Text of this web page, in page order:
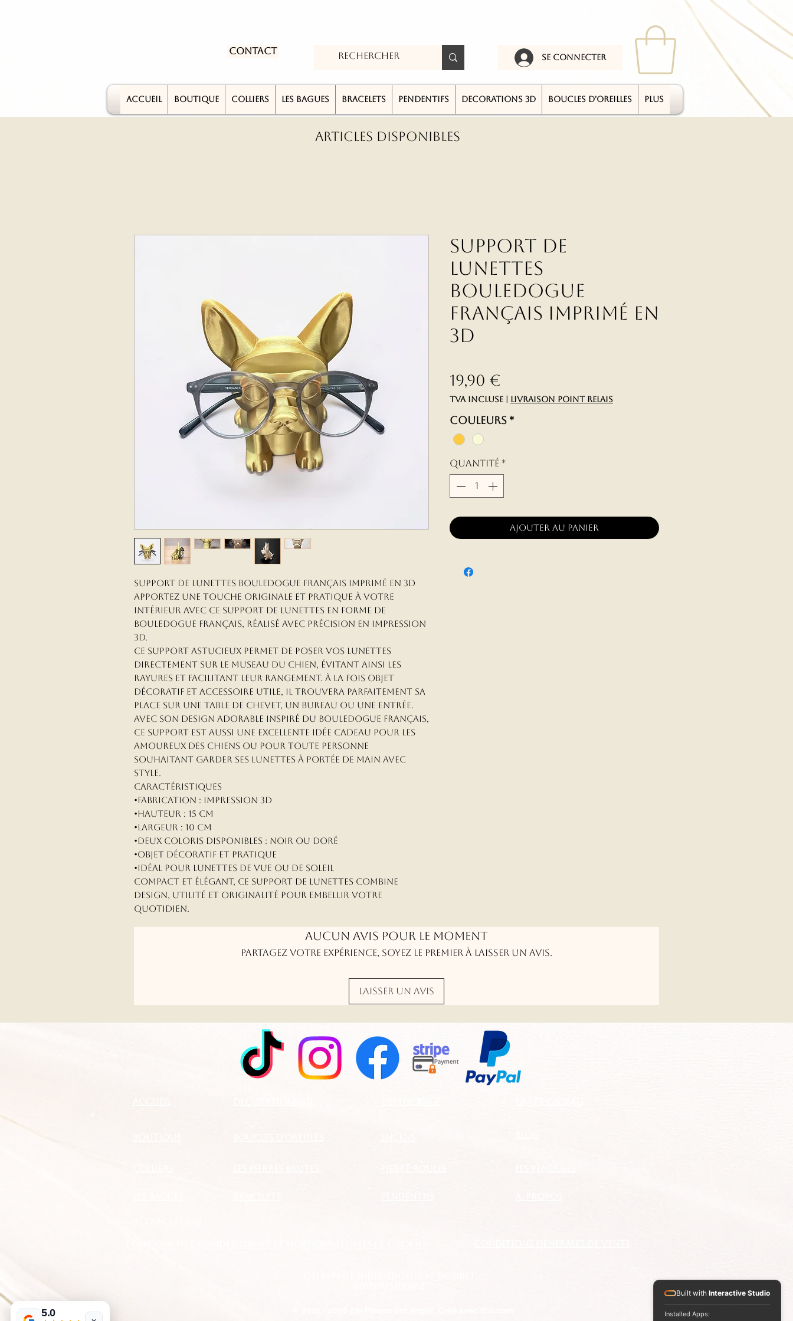
Contact
se connecter
ACCUEIL BOUTIQUE COLLIERS LES BAGUES BRACELETS PENDENTIFS DECORATIONS 3D BOUCLES D'OREILLES plus
ARTICLES DISPONIBLES
Support de lunettes Bouledogue français imprimé en 3D
Apportez une touche originale et pratique à votre
intérieur avec ce support de lunettes en forme de
Bouledogue français, réalisé avec précision en impression
3D.
Ce support astucieux permet de poser vos lunettes
directement sur le museau du chien, évitant ainsi les
rayures et facilitant leur rangement. À la fois objet
décoratif et accessoire utile, il trouvera parfaitement sa
place sur une table de chevet, un bureau ou une entrée.
Avec son design adorable inspiré du bouledogue français,
ce support est aussi une excellente idée cadeau pour les
amoureux des chiens ou pour toute personne
souhaitant garder ses lunettes à portée de main avec
style.
Caractéristiques
•Fabrication : impression 3D
•Hauteur : 15 cm
•Largeur : 10 cm
•Deux coloris disponibles : noir ou doré
•Objet décoratif et pratique
•Idéal pour lunettes de vue ou de soleil
Compact et élégant, ce support de lunettes combine
design, utilité et originalité pour embellir votre
quotidien.
Support de
lunettes
Bouledogue
français imprimé en
3D
19,90 €
TVA Incluse livraison point relais
couleurs *
Quantité *
Ajouter au panier
Aucun avis pour le moment
Partagez votre expérience, soyez le premier à laisser un avis.
Laisser un avis
5.0
Built with Interactive Studio
Installed Apps: